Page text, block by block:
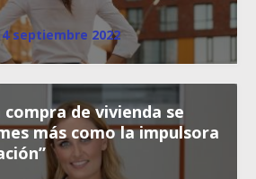
septiembre 2022
compra de vivienda se
más como la impulsora